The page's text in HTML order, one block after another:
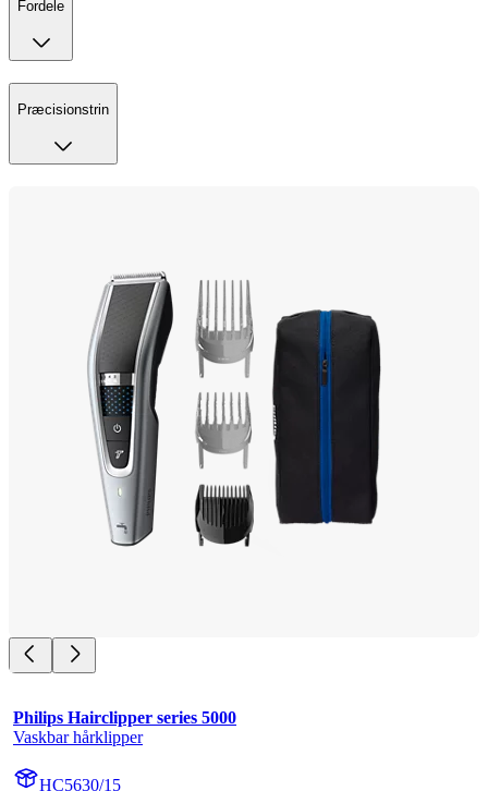
Fordele
Præcisionstrin
Philips Hairclipper series 5000
Vaskbar hårklipper
HC5630/15